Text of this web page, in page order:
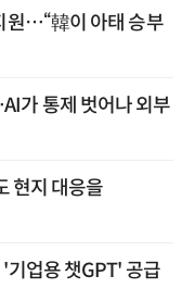
원…“韓이 아태 승부
가 통제 벗어나 외부
현지 대응을
기업용 챗GPT' 공급